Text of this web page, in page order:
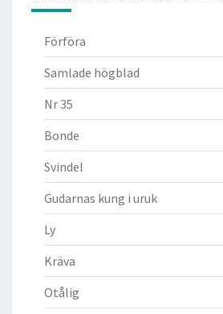
Förföra
Samlade högblad
Nr 35
Bonde
Svindel
Gudarnas kung i uruk
Ly
Kräva
Otålig